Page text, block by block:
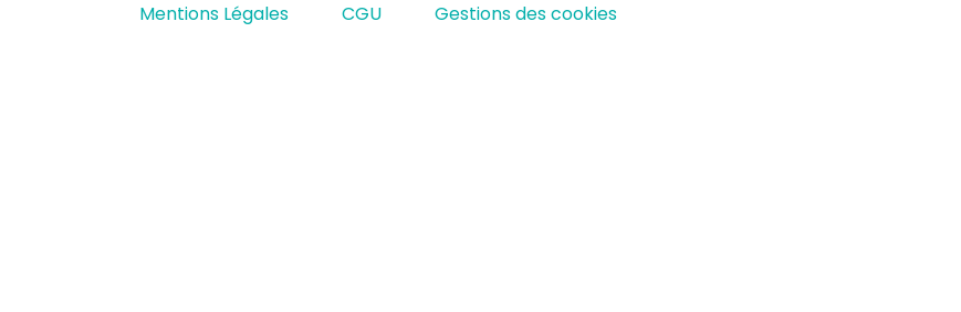
Mentions Légales CGU Gestions des cookies